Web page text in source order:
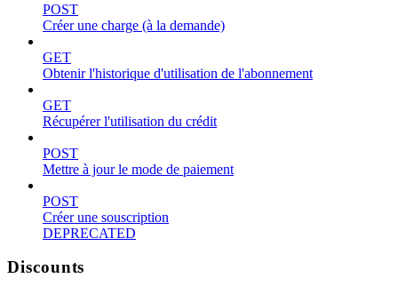
POST
Créer une charge (à la demande)
GET
Obtenir l'historique d'utilisation de l'abonnement
GET
Récupérer l'utilisation du crédit
POST
Mettre à jour le mode de paiement
POST
Créer une souscription
DEPRECATED
Discounts